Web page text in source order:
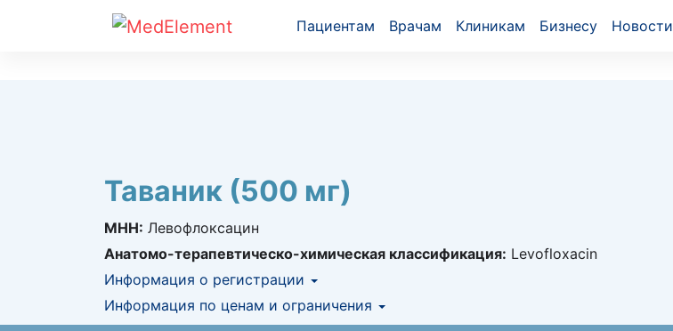
Пациентам Врачам Клиникам Бизнесу Новости
Таваник (500 мг)
МНН: Левофлоксацин
Анатомо-терапевтическо-химическая классификация: Levofloxacin
Информация о регистрации
Номер регистрации в РК:№ РК-ЛС-5№016665
Информация по ценам и ограничения